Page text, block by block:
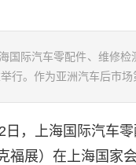
国际汽车零配件、维修
行。作为亚洲汽车后市场
上海国际汽车零
福展）在上海国家